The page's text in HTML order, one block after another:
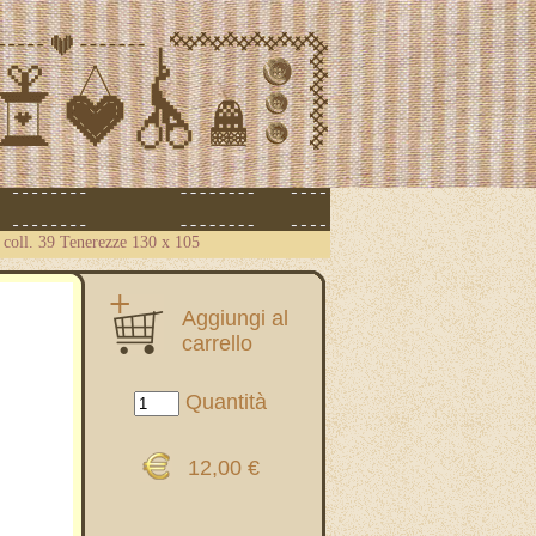
39 Tenerezze 130 x 105
Aggiungi al
carrello
Quantità
12,00 €